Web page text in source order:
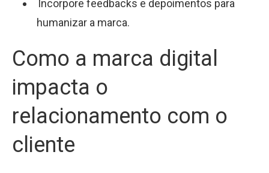
Incorpore feedbacks e depoimentos para
humanizar a marca.
Como a marca digital
impacta o
relacionamento com o
cliente